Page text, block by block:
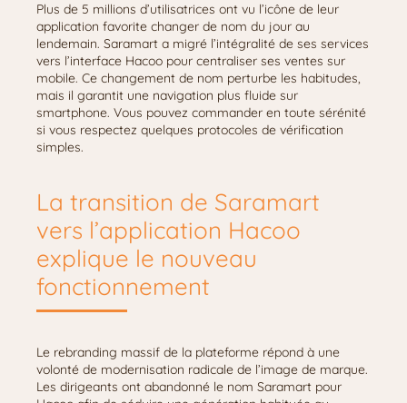
Plus de 5 millions d’utilisatrices ont vu l’icône de leur
application favorite changer de nom du jour au
lendemain. Saramart a migré l’intégralité de ses services
vers l’interface Hacoo pour centraliser ses ventes sur
mobile. Ce changement de nom perturbe les habitudes,
mais il garantit une navigation plus fluide sur
smartphone. Vous pouvez commander en toute sérénité
si vous respectez quelques protocoles de vérification
simples.
La transition de Saramart
vers l’application Hacoo
explique le nouveau
fonctionnement
Le rebranding massif de la plateforme répond à une
volonté de modernisation radicale de l’image de marque.
Les dirigeants ont abandonné le nom Saramart pour